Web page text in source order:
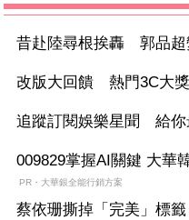
昔赴陸尋根挨轟 郭品超
改版大回饋 熱門3C大
追蹤訂閱娛樂星聞 給你
009829掌握AI關鍵 大華
PR・大華銀全能行銷方案
蔡依珊撕掉「完美」標